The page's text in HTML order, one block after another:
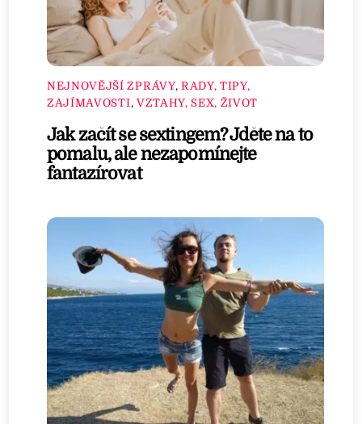
NEJNOVĚJŠÍ ZPRÁVY, RADY, TIPY,
ZAJÍMAVOSTI, VZTAHY, SEX, ŽIVOT
Jak začít se sextingem? Jděte na to
pomalu, ale nezapomínejte
fantazírovat